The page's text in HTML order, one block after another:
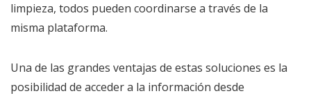
limpieza, todos pueden coordinarse a través de la
misma plataforma.
Una de las grandes ventajas de estas soluciones es la
posibilidad de acceder a la información desde